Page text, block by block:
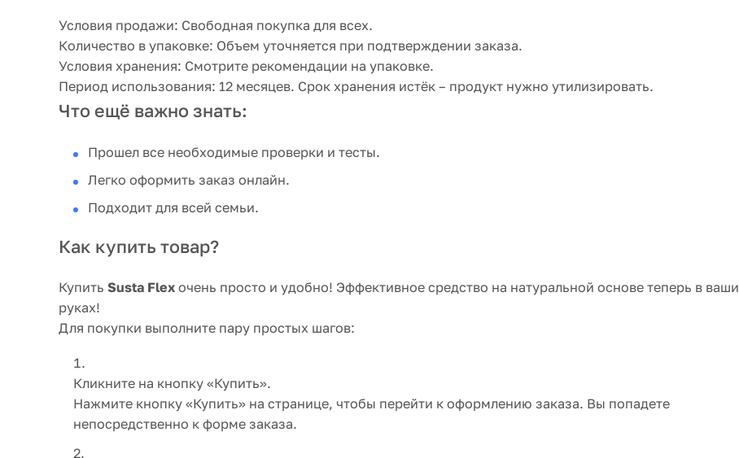
Условия продажи: Свободная покупка для всех.
Количество в упаковке: Объем уточняется при подтверждении заказа.
Условия хранения: Смотрите рекомендации на упаковке.
Период использования: 12 месяцев. Срок хранения истёк – продукт нужно утилизировать.
Что ещё важно знать:
Прошел все необходимые проверки и тесты.
Легко оформить заказ онлайн.
Подходит для всей семьи.
Как купить товар?
Купить Susta Flex очень просто и удобно! Эффективное средство на натуральной основе теперь в
руках!
Для покупки выполните пару простых шагов:
Кликните на кнопку «Купить».
Нажмите кнопку «Купить» на странице, чтобы перейти к оформлению заказа. Вы попадете
непосредственно к форме заказа.